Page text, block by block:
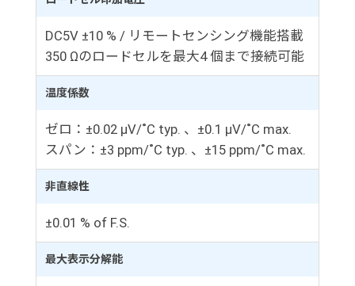
DC5V ±10 % / リモートセンシング機能搭載
350 Ωのロードセルを最大4 個まで接続可能
温度係数
ゼロ：±0.02 μV/˚C typ. 、±0.1 μV/˚C max.
スパン：±3 ppm/˚C typ. 、±15 ppm/˚C max.
非直線性
±0.01 % of F.S.
最大表示分解能